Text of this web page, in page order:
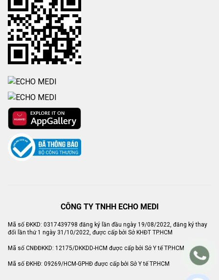
CÔNG TY TNHH ECHO MEDI
Mã số ĐKKD: 0317439798 đăng ký lần đầu ngày 19/08/2022, đăng ký thay
đổi lần thứ 1 ngày 31/10/2022, được cấp bởi Sở KHĐT TP.HCM
Mã số CNĐĐKKD: 12175/DKKDD-HCM được cấp bởi Sở Y tế TP.HCM
Mã số ĐKHĐ: 09269/HCM-GPHĐ được cấp bởi Sở Y tế TP.HCM